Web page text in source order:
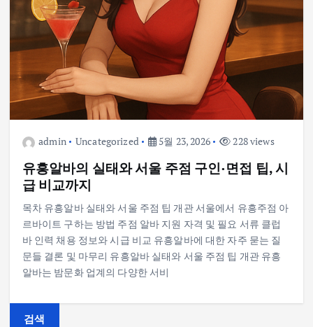
admin Uncategorized 5월 23, 2026 228 views
유흥알바의 실태와 서울 주점 구인·면접 팁, 시
급 비교까지
목차 유흥알바 실태와 서울 주점 팁 개관 서울에서 유흥주점 아
르바이트 구하는 방법 주점 알바 지원 자격 및 필요 서류 클럽
바 인력 채용 정보와 시급 비교 유흥알바에 대한 자주 묻는 질
문들 결론 및 마무리 유흥알바 실태와 서울 주점 팁 개관 유흥
알바는 밤문화 업계의 다양한 서비
검색